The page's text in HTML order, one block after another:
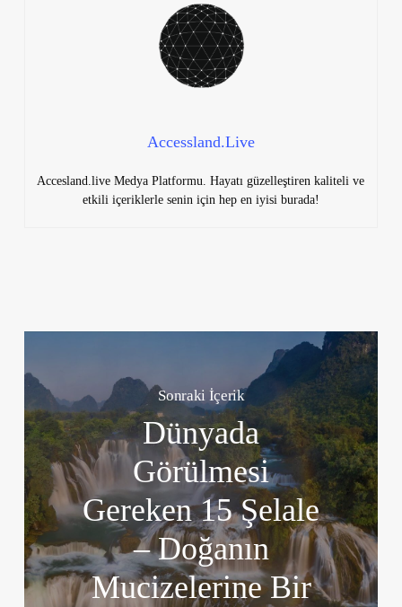
Accessland.Live
Accesland.live Medya Platformu. Hayatı güzelleştiren kaliteli ve
etkili içeriklerle senin için hep en iyisi burada!
Sonraki İçerik
Dünyada
Görülmesi
Gereken 15 Şelale
– Doğanın
Mucizelerine Bir